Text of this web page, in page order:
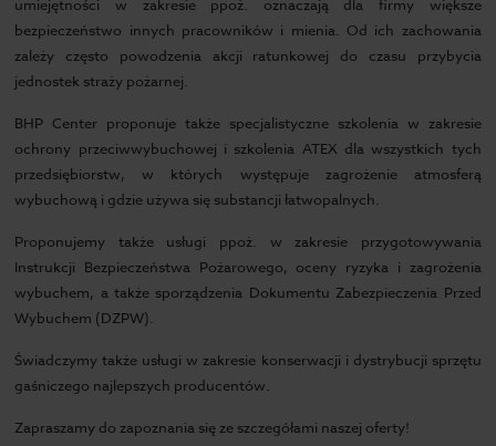
umiejętności w zakresie ppoż. oznaczają dla firmy większe
bezpieczeństwo innych pracowników i mienia. Od ich zachowania
zależy często powodzenia akcji ratunkowej do czasu przybycia
jednostek straży pożarnej.
BHP Center proponuje także specjalistyczne szkolenia w zakresie
ochrony przeciwwybuchowej i szkolenia ATEX dla wszystkich tych
przedsiębiorstw, w których występuje zagrożenie atmosferą
wybuchową i gdzie używa się substancji łatwopalnych.
Proponujemy także usługi ppoż. w zakresie przygotowywania
Instrukcji Bezpieczeństwa Pożarowego, oceny ryzyka i zagrożenia
wybuchem, a także sporządzenia Dokumentu Zabezpieczenia Przed
Wybuchem (DZPW).
Świadczymy także usługi w zakresie konserwacji i dystrybucji sprzętu
gaśniczego najlepszych producentów.
Zapraszamy do zapoznania się ze szczegółami naszej oferty!